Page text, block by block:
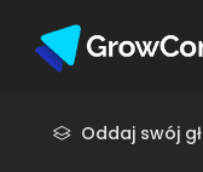
Oddaj swój